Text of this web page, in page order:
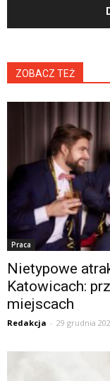
ZOBACZ TEŻ
Praca
Nietypowe
Katowicach:
miejscach
Redakcja - 29 grudnia